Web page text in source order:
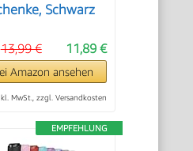
Schwarz
11,89 €
13,99 €
Amazon ansehen
MwSt., zzgl. Versandkosten
EMPFEHLUNG